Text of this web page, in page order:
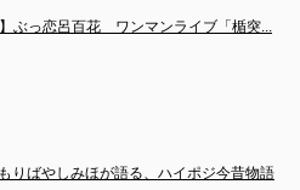
ぶっ恋呂百花　ワンマンライブ「楯突...
りばやしみほが語る、ハイポジ今昔物語